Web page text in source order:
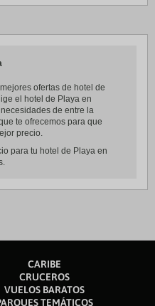
ofertas de hotel de
el hotel de Playa en
de entre la
te ofrecemos para que
precio.
para tu hotel de Playa en
CARIBE
CRUCEROS
VUELOS BARATOS
TEMÁTICOS